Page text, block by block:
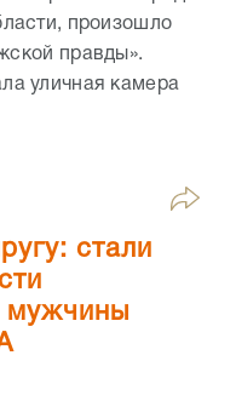
произошло
правды».
уличная камера
стали
мужчины